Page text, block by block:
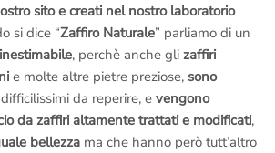
sito e creati nel nostro laboratorio
si dice “Zaffiro Naturale” parliamo di un
, perchè anche gli zaffiri
e molte altre pietre preziose, sono
da reperire, e vengono
da zaffiri altamente trattati e modificati,
bellezza ma che hanno però tutt’altro